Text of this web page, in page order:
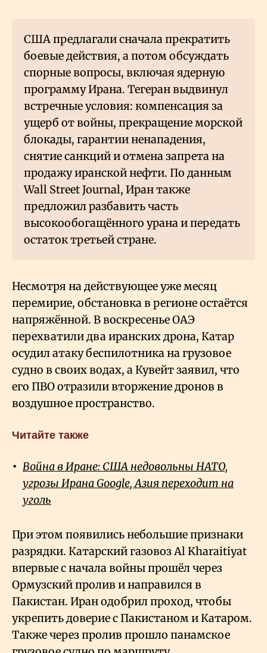
США предлагали сначала прекратить
боевые действия, а потом обсуждать
спорные вопросы, включая ядерную
программу Ирана. Тегеран выдвинул
встречные условия: компенсация за
ущерб от войны, прекращение морской
блокады, гарантии ненападения,
снятие санкций и отмена запрета на
продажу иранской нефти. По данным
Wall Street Journal, Иран также
предложил разбавить часть
высокообогащённого урана и передать
остаток третьей стране.
Несмотря на действующее уже месяц
перемирие, обстановка в регионе остаётся
напряжённой. В воскресенье ОАЭ
перехватили два иранских дрона, Катар
осудил атаку беспилотника на грузовое
судно в своих водах, а Кувейт заявил, что
его ПВО отразили вторжение дронов в
воздушное пространство.
Читайте также
Война в Иране: США недовольны НАТО,
угрозы Ирана Google, Азия переходит на
уголь
При этом появились небольшие признаки
разрядки. Катарский газовоз Al Kharaitiyat
впервые с начала войны прошёл через
Ормузский пролив и направился в
Пакистан. Иран одобрил проход, чтобы
укрепить доверие с Пакистаном и Катаром.
Также через пролив прошло панамское